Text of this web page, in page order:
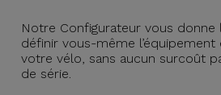
Notre Configurateur vous donne
définir vous-même
votre vélo, sans aucun surcoût
de série.